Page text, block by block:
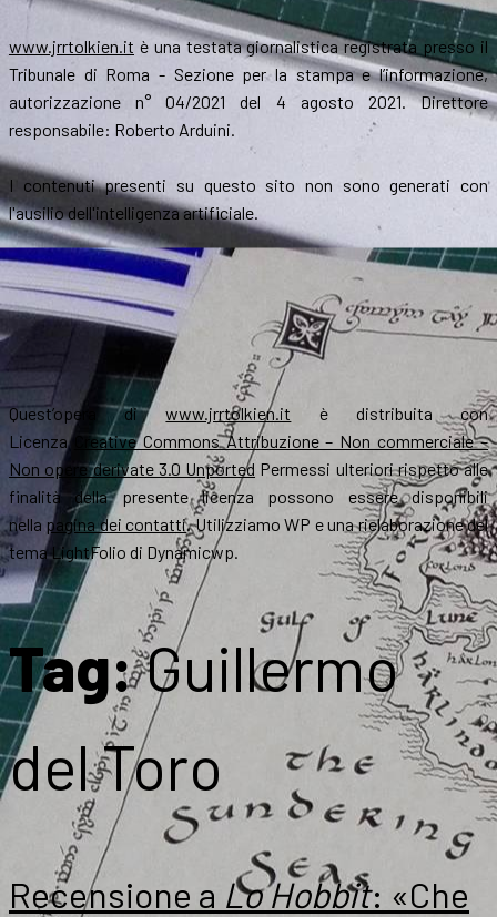
www.jrrtolkien.it è una testata giornalistica registrata presso il
Tribunale di Roma - Sezione per la stampa e l’informazione,
autorizzazione n° 04/2021 del 4 agosto 2021. Direttore
responsabile: Roberto Arduini.
I contenuti presenti su questo sito non sono generati con
l'ausilio dell'intelligenza artificiale.
Quest’opera diwww.jrrtolkien.it è distribuita con
Licenza Creative Commons Attribuzione – Non commerciale –
Non opere derivate 3.0 Unported Permessi ulteriori rispetto alle
finalità della presente licenza possono essere disponibili
nella pagina dei contatti. Utilizziamo WP e una rielaborazione del
tema LightFolio di Dynamicwp.
Tag:Guillermo
del Toro
Recensione a Lo Hobbit: «Che